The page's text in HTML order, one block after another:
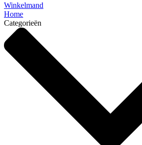
Winkelmand
Home
Categorieën